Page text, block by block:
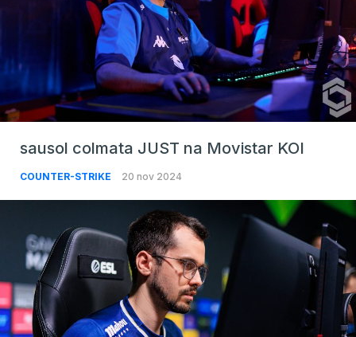
sausol colmata JUST na Movistar KOI
COUNTER-STRIKE 20 nov 2024